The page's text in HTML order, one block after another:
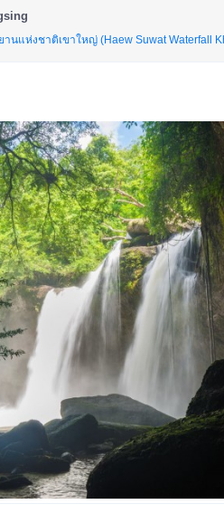
นแห่งชาติเขาใหญ่ (Haew Suwat Waterfall